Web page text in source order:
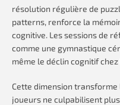
résolution régulière de
patterns, renforce la
cognitive. Les sessions de
comme une gymnastique
même le déclin cognitif
Cette dimension
joueurs ne culpabilisent